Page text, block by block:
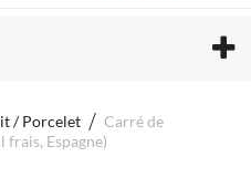
/ Porcelet
Carré de
Espagne)